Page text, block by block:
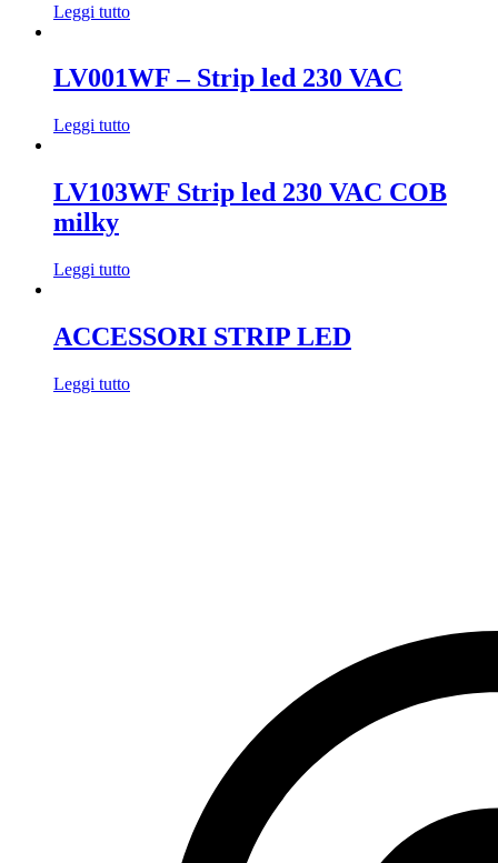
Leggi tutto
LV001WF – Strip led 230 VAC
Leggi tutto
LV103WF Strip led 230 VAC COB
milky
Leggi tutto
ACCESSORI STRIP LED
Leggi tutto